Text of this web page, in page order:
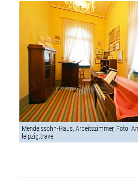
Mendelssohn-Haus, Arbeitszimmer, Foto:
leipzig.travel